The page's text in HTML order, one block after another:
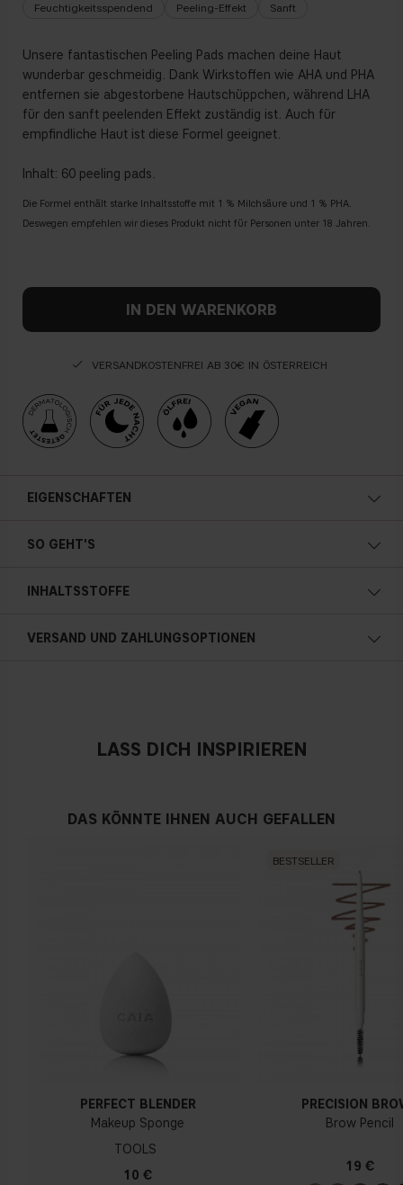
Feuchtigkeitsspendend Peeling-Effekt Sanft
Unsere fantastischen Peeling Pads machen deine Haut
wunderbar geschmeidig. Dank Wirkstoffen wie AHA und PHA
entfernen sie abgestorbene Hautschüppchen, während LHA
für den sanft peelenden Effekt zuständig ist. Auch für
empfindliche Haut ist diese Formel geeignet.
Inhalt: 60 peeling pads.
Die Formel enthält starke Inhaltsstoffe mit 1 % Milchsäure und 1 % PHA.
Deswegen empfehlen wir dieses Produkt nicht für Personen unter 18 Jahren.
IN DEN WARENKORB
VERSANDKOSTENFREI AB 30€ IN ÖSTERREICH
EIGENSCHAFTEN
Sanft zur Haut
Vegan
SO GEHT'S
INHALTSSTOFFE
VERSAND UND ZAHLUNGSOPTIONEN
LASS DICH INSPIRIEREN
DAS KÖNNTE IHNEN AUCH GEFALLEN
PERFECT BLENDER
Makeup Sponge
TOOLS
10 €
BESTSELLER
PRECISION
Brow Pencil
19 €